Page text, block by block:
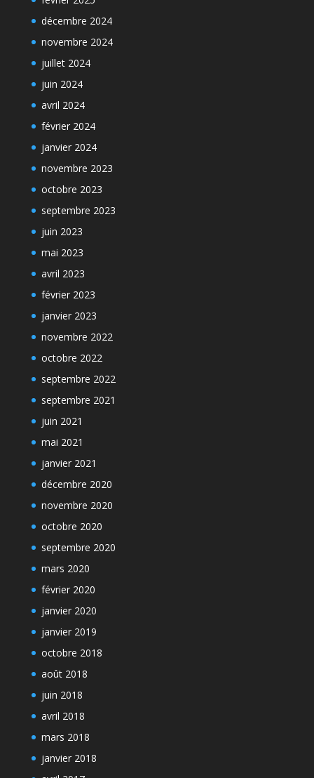
décembre 2024
novembre 2024
juillet 2024
juin 2024
avril 2024
février 2024
janvier 2024
novembre 2023
octobre 2023
septembre 2023
juin 2023
mai 2023
avril 2023
février 2023
janvier 2023
novembre 2022
octobre 2022
septembre 2022
septembre 2021
juin 2021
mai 2021
janvier 2021
décembre 2020
novembre 2020
octobre 2020
septembre 2020
mars 2020
février 2020
janvier 2020
janvier 2019
octobre 2018
août 2018
juin 2018
avril 2018
mars 2018
janvier 2018